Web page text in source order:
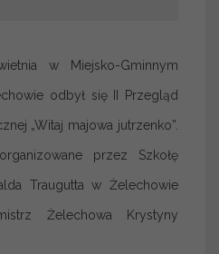
w Miejsko-Gminnym
odbył się II Przegląd
„Witaj majowa jutrzenko”.
przez Szkołę
Traugutta w Żelechowie
Żelechowa Krystyny